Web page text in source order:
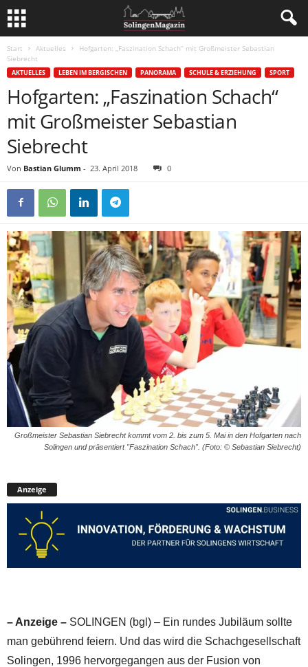
Start Aktuelles
Hofgarten: „Faszination Schach“ mit Großmeister Sebastian
Siebrecht
AKTUELLES LEBEN IM BERGISCHEN PANORAMA SCHULE & ERZIEHUNG SPORT
Hofgarten: „Faszination Schach“
mit Großmeister Sebastian
Siebrecht
Von Bastian Glumm - 23. April 2018 0
Großmeister Sebastian Siebrecht kommt vom 2. bis zum 5. Mai in den Hofgarten nach
Solingen und präsentiert "Faszination Schach". (Foto: © Sebastian Siebrecht)
Anzeige
– Anzeige – SOLINGEN (bgl) – Ein rundes Jubiläum sollte
man gebührend feiern. Und das wird die Schachgesellschaft
Solingen, 1996 hervorgegangen aus der Fusion von